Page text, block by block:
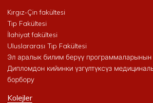
Kırgız-Çin fakültesi
Tıp Fakültesi
İlahiyat fakültesi
Uluslararası Tıp Fakültesi
Эл аралык билим берүү
Дипломдон кийинки үзгүлтүксүз
борбору
Kolejler